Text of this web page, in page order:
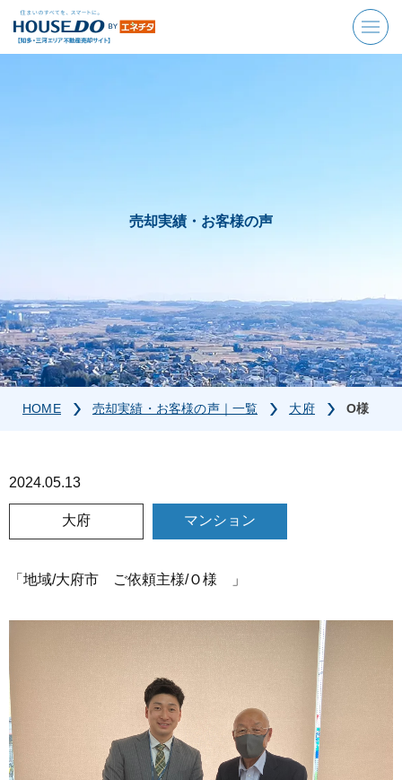
売却実績・お客様の声
HOME 売却実績・お客様の声｜一覧 大府 O様
2024.05.13
大府 マンション
「地域/大府市 ご依頼主様/Ｏ様 」